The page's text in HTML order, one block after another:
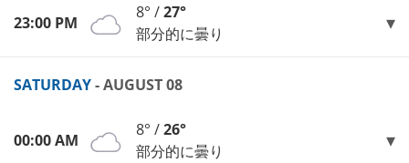
23:00 PM
8° /27°
部分的に曇り
SATURDAY- AUGUST 08
00:00 AM
8° /26°
部分的に曇り